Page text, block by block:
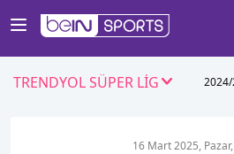
TRENDYOL SÜPER LİG
16 Mart 2025,